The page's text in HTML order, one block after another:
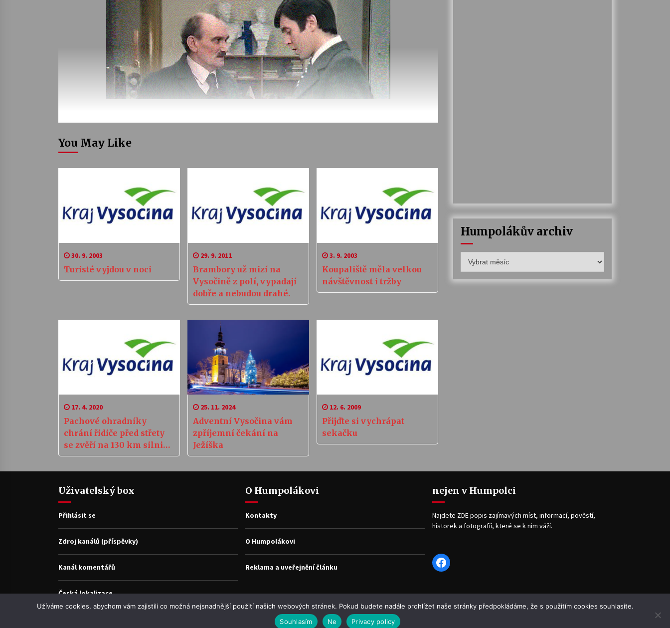
You May Like
30. 9. 2003
Turisté vyjdou v noci
29. 9. 2011
Brambory už mizí na
Vysočině z polí, vypadají
dobře a nebudou drahé.
3. 9. 2003
Koupaliště měla velkou
návštěvnost i tržby
17. 4. 2020
Pachové ohradníky
chrání řidiče před střety
se zvěří na 130 km silnic
na Vysočině
25. 11. 2024
Adventní Vysočina vám
zpříjemní čekání na
Ježíška
12. 6. 2009
Přijďte si vychrápat
sekačku
Humpolákův archiv
archiv
Uživatelský box
Přihlásit se
Zdroj kanálů (příspěvky)
Kanál komentářů
Česká lokalizace
O Humpolákovi
Kontakty
O Humpolákovi
Reklama a uveřejnění článku
nejen v Humpolci
Najdete ZDE popis zajímavých míst, informací, pověstí,
historek a fotografíí, které se k nim váží.
Facebook
Užíváme cookies, abychom vám zajistili co možná nejsnadnější použití našich webových stránek. Pokud budete nadále prohlížet naše stránky předpokládáme, že s použitím cookies souhlasíte.
Souhlasím
Ne Privacy policy